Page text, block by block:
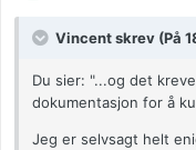
Vincent skrev (På
Du sier: "...og det
dokumentasjon for å
Jeg er selvsagt helt